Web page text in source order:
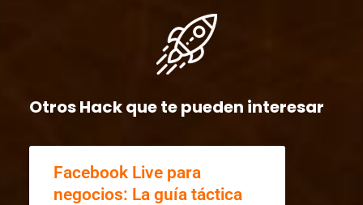
Otros Hack que te pueden interesar
Facebook Live para
negocios: La guía táctica